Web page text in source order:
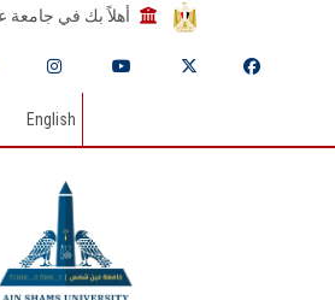
أهلاً بك في
English